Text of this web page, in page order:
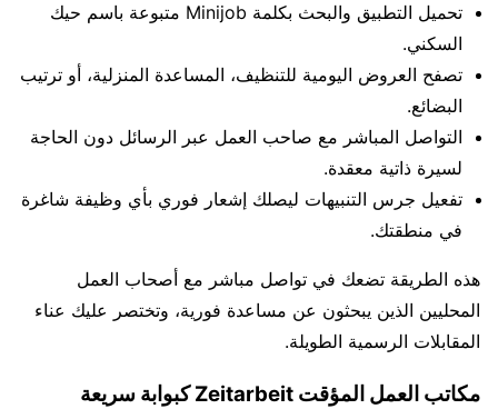
تحميل التطبيق والبحث بكلمة Minijob متبوعة باسم حيك
السكني.
تصفح العروض اليومية للتنظيف، المساعدة المنزلية، أو ترتيب
البضائع.
التواصل المباشر مع صاحب العمل عبر الرسائل دون الحاجة
لسيرة ذاتية معقدة.
تفعيل جرس التنبيهات ليصلك إشعار فوري بأي وظيفة شاغرة
في منطقتك.
هذه الطريقة تضعك في تواصل مباشر مع أصحاب العمل
المحليين الذين يبحثون عن مساعدة فورية، وتختصر عليك عناء
المقابلات الرسمية الطويلة.
مكاتب العمل المؤقت Zeitarbeit كبوابة سريعة